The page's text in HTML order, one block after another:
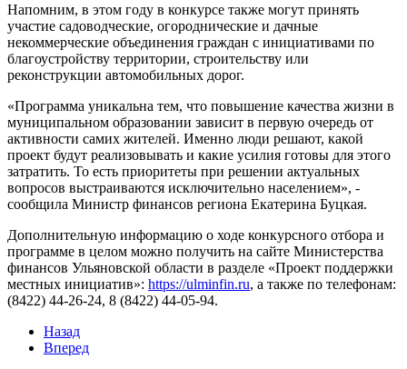
Напомним, в этом году в конкурсе также могут принять
участие садоводческие, огороднические и дачные
некоммерческие объединения граждан с инициативами по
благоустройству территории, строительству или
реконструкции автомобильных дорог.
«Программа уникальна тем, что повышение качества жизни в
муниципальном образовании зависит в первую очередь от
активности самих жителей. Именно люди решают, какой
проект будут реализовывать и какие усилия готовы для этого
затратить. То есть приоритеты при решении актуальных
вопросов выстраиваются исключительно населением», -
сообщила Министр финансов региона Екатерина Буцкая.
Дополнительную информацию о ходе конкурсного отбора и
программе в целом можно получить на сайте Министерства
финансов Ульяновской области в разделе «Проект поддержки
местных инициатив»: https://ulminfin.ru, а также по телефонам:
(8422) 44-26-24, 8 (8422) 44-05-94.
Назад
Вперед